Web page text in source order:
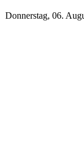
Donnerstag, 06.